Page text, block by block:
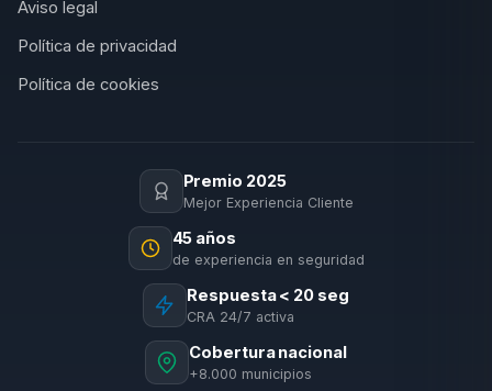
Aviso legal
Política de privacidad
Política de cookies
Premio 2025
Mejor Experiencia Cliente
45 años
de experiencia en seguridad
Respuesta < 20 seg
CRA 24/7 activa
Cobertura nacional
+8.000 municipios